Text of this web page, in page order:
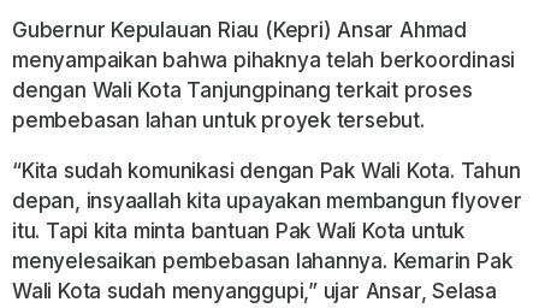
Gubernur Kepulauan Riau (Kepri) Ansar Ahmad
menyampaikan bahwa pihaknya telah berkoordinasi
dengan Wali Kota Tanjungpinang terkait proses
pembebasan lahan untuk proyek tersebut.
“Kita sudah komunikasi dengan Pak Wali Kota. Tahun
depan, insyaallah kita upayakan membangun flyover
itu. Tapi kita minta bantuan Pak Wali Kota untuk
menyelesaikan pembebasan lahannya. Kemarin Pak
Wali Kota sudah menyanggupi,” ujar Ansar, Selasa